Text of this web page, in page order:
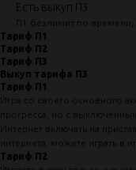
Есть выкуп П3.
П1 безлимит по времени,
Тариф П1
Тариф П2
Тариф П3
Выкуп тарифа П3
Тариф П1
Игра со своего основного
прогресса, но с
Интернет включать на
интернета, можете играть в
Тариф П2